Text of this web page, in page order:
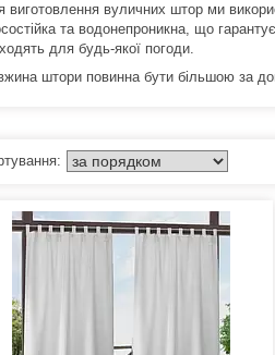
виготовлення вуличних штор ми
та водонепроникна, що
для будь-якої погоди.
штори повинна бути більшою за